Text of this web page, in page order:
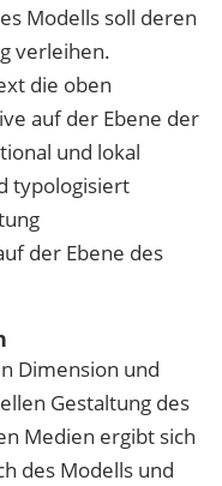
Modells soll deren
verleihen.
die oben
auf der Ebene der
und lokal
typologisiert
der Ebene des
Dimension und
Gestaltung des
Medien ergibt sich
des Modells und